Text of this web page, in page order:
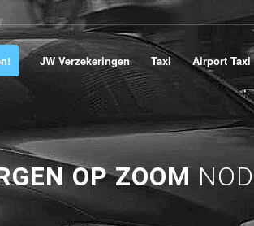
JW Verzekeringen Taxi Airport Taxi
OP ZOOM